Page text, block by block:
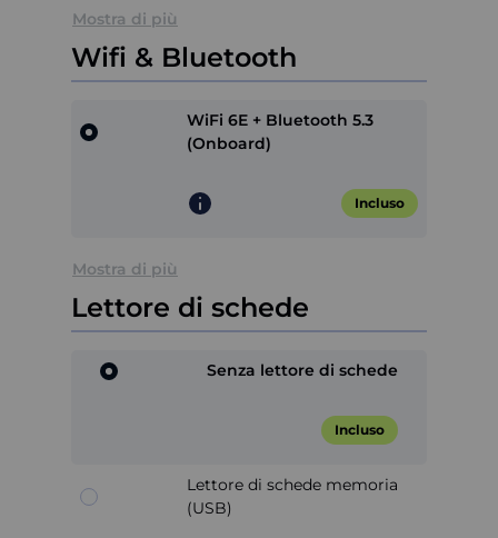
Mostra di più
Wifi & Bluetooth
WiFi 6E + Bluetooth 5.3
(Onboard)
Incluso
Mostra di più
Lettore di schede
Senza lettore di schede
Incluso
Lettore di schede memoria
(USB)